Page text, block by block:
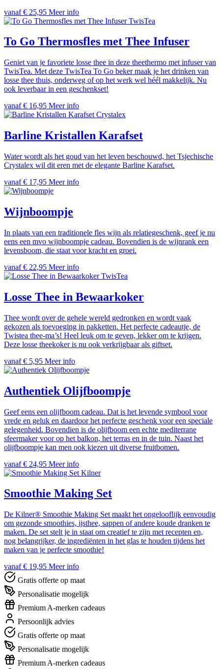
vanaf € 25,95 Meer info
TwisTea
To Go Thermosfles met Thee Infuser
Geniet van je favoriete losse thee in deze theethermo met infuser van
TwisTea. Met deze TwisTea To Go beker maak je het drinken van
losse thee thuis, onderweg of op het werk wel héél makkelijk. Nu
ook leverbaar in een geschenkset!
vanaf € 16,95 Meer info
Crystalex
Barline Kristallen Karafset
Water wordt als het goud van het leven beschouwd, het Tsjechische
Crystalex wil dit eren met de elegante Barline Karafset.
vanaf € 17,95 Meer info
Wijnboompje
In plaats van een traditionele fles wijn als relatiegeschenk, geef je nu
eens een mvo wijnboompje cadeau. Bovendien is de wijnrank een
levensboom, die staat voor kracht en groei.
vanaf € 22,95 Meer info
TwisTea
Losse Thee in Bewaarkoker
Thee wordt over de gehele wereld gedronken en wordt vaak
gekozen als toevoeging in pakketten. Het perfecte cadeautje, de
Twistea thee-ma’s! Heel leuk om te geven, lekker om te krijgen.
Deze losse theekoker is nu ook verkrijgbaar als giftset.
vanaf € 5,95 Meer info
Authentiek Olijfboompje
Geef eens een olijfboom cadeau. Dat is het levende symbool voor
vrede en geluk en daardoor het perfecte geschenk voor een speciale
gelegenheid. Bovendien is de olijfboom een echte mediterrane
sfeermaker voor op het balkon, het terras en in de tuin. Naast het
olijfboompje kan men ook kiezen uit diverse fruitbomen.
vanaf € 24,95 Meer info
Kilner
Smoothie Making Set
De Kilner® Smoothie Making Set maakt het ongelooflijk eenvoudig
om gezonde smoothies, ijsthee, sappen of andere koude dranken te
maken. De set stelt je in staat om creatief te zijn met recepten en,
nog belangrijker, de ingrediënten in het glas te houden tijdens het
maken van je perfecte smoothie!
vanaf € 19,95 Meer info
Gratis offerte op maat
Personalisatie mogelijk
Premium A-merken cadeaus
Persoonlijk advies
Gratis offerte op maat
Personalisatie mogelijk
Premium A-merken cadeaus